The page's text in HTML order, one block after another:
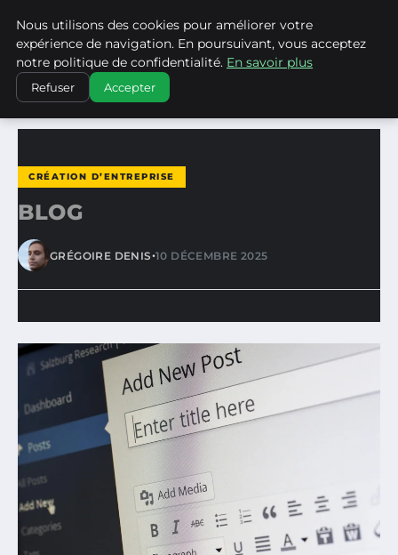
WP CAPE
ACCUEIL CRÉATION D’ENTREPRISE
CRÉATION D’ENTREPRISE
BLOG
GRÉGOIRE DENIS•10 DÉCEMBRE 2025
Nous utilisons des cookies pour améliorer votre
expérience de navigation. En poursuivant, vous acceptez
notre politique de confidentialité. En savoir plus
Refuser Accepter